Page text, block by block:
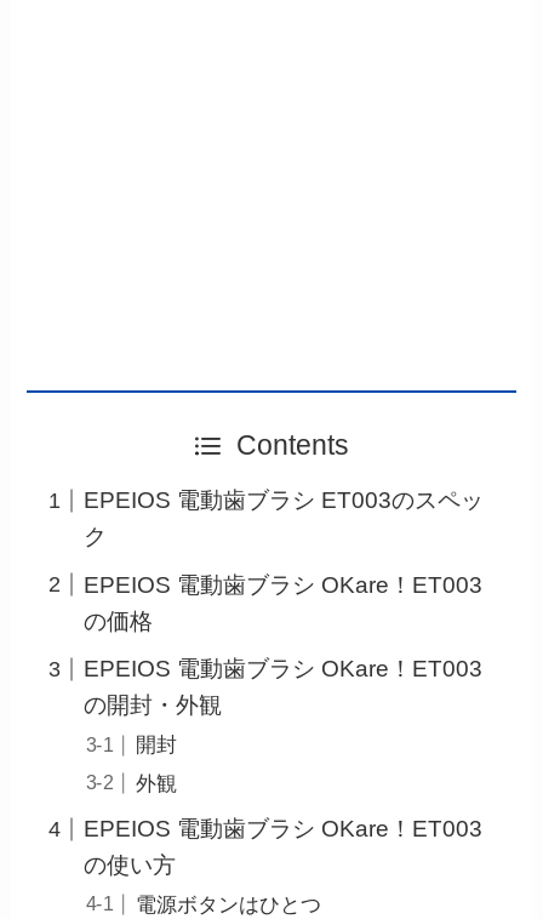
Contents
EPEIOS 電動歯ブラシ ET003のスペッ
ク
EPEIOS 電動歯ブラシ OKare！ET003
の価格
EPEIOS 電動歯ブラシ OKare！ET003
の開封・外観
開封
外観
EPEIOS 電動歯ブラシ OKare！ET003
の使い方
電源ボタンはひとつ